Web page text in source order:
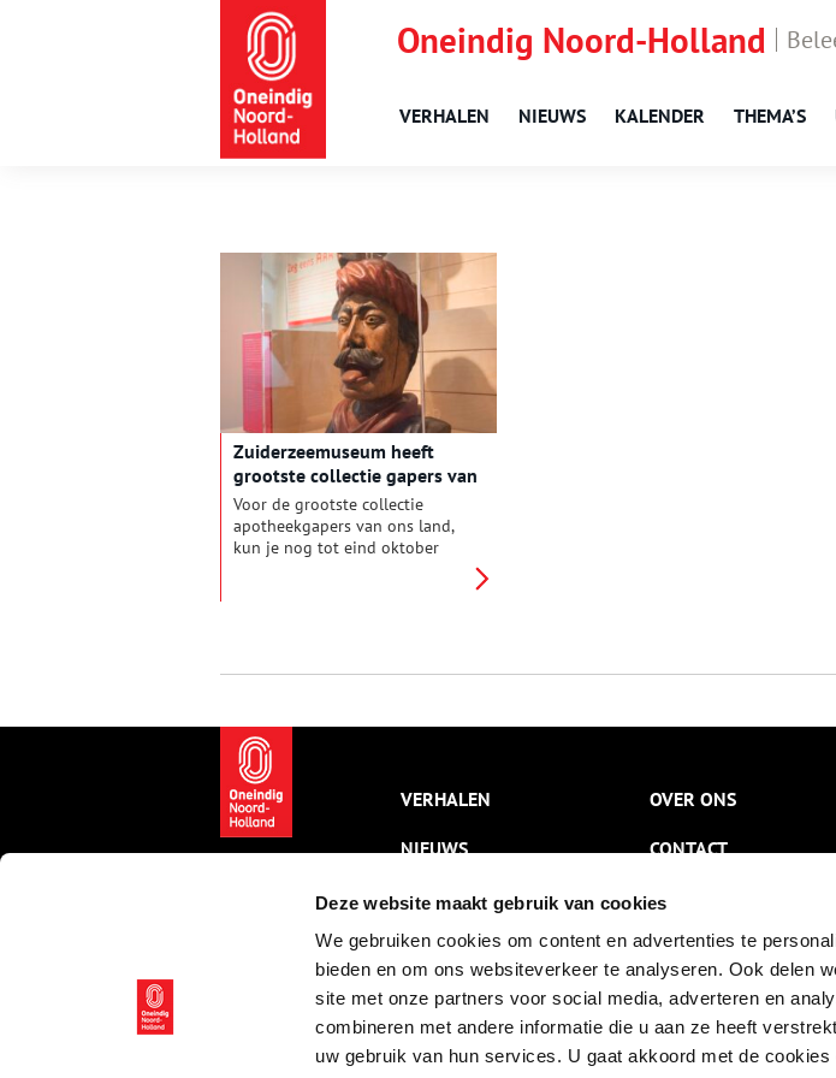
Deze website maakt gebruik van cookies
We gebruiken cookies om content en advertenties te
bieden en om ons websiteverkeer te analyseren. Ook delen
site met onze partners voor social media, adverteren en
combineren met andere informatie die u aan ze heeft
uw gebruik van hun services. U gaat akkoord met de cookies
Oneindig Noord-Holland
VERHALEN NIEUWS KALENDER THEMA’S
Zuiderzeemuseum heeft
grootste collectie gapers van
het land
Voor de grootste collectie
apotheekgapers van ons land,
kun je nog tot eind oktober
bewonderen.
VERHALEN
NIEUWS
KALENDER
THEMA’S
ACTIVITEITEN
VIDEO’S
OVER ONS
CONTACT
NIEUWSBRIEF
DISCLAIMER
PRIVACY
TOEGANKELIJKHEID